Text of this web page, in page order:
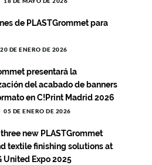
de PLASTGrommet para
20 DE ENERO DE 2026
presentará la
del acabado de banners
en C!Print Madrid 2026
05 DE ENERO DE 2026
new PLASTGrommet
textile finishing solutions at
United Expo 2025